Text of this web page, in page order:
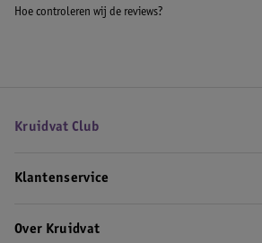
Hoe controleren wij de reviews?
Kruidvat Club
Klantenservice
Over Kruidvat